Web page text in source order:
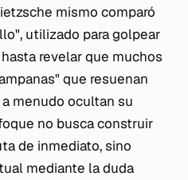
mismo comparó
utilizado para golpear
revelar que muchos
que resuenan
menudo ocultan su
no busca construir
de inmediato, sino
mediante la duda